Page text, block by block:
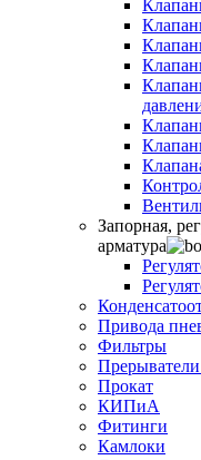
Запорная,
арматура
Привода
Фильтры
Прокат
КИПиА
Фитинги
Камлоки